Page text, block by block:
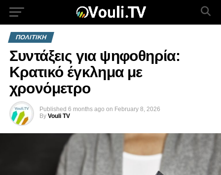
ΠΟΛΙΤΙΚΗ
Συντάξεις για ψηφοθηρία:
Κρατικό έγκλημα με
χρονόμετρο
Published 6 months ago on February 8, 2026
By Vouli TV